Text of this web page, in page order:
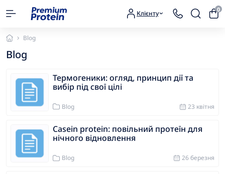
Клієнту 0
Blog
Blog
Термогеники: огляд, принцип дії та
вибір під свої цілі
Blog 23 квітня
Casein protein: повільний протеїн для
нічного відновлення
Blog 26 березня